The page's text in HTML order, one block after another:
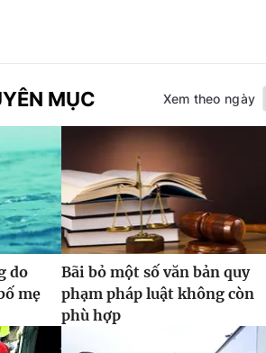
MỤC Xem theo ngày
do
mẹ
Bãi bỏ một số văn bản quy
phạm pháp luật không còn
phù hợp